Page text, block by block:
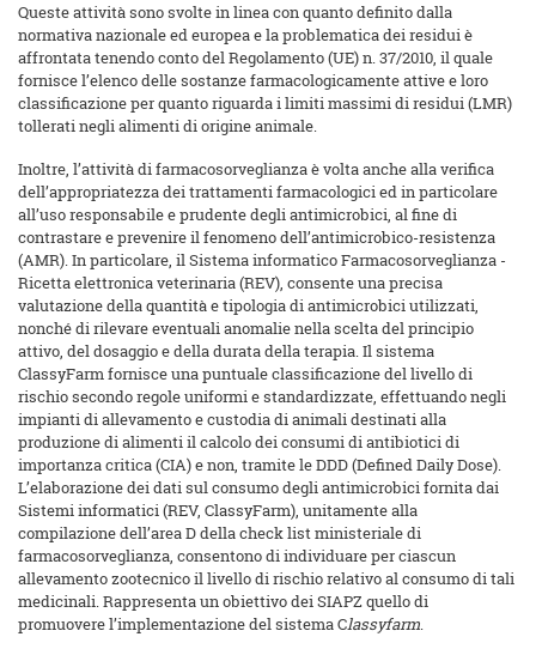
Queste attività sono svolte in linea con quanto definito dalla
normativa nazionale ed europea e la problematica dei residui è
affrontata tenendo conto del Regolamento (UE) n. 37/2010, il quale
fornisce l’elenco delle sostanze farmacologicamente attive e loro
classificazione per quanto riguarda i limiti massimi di residui (LMR)
tollerati negli alimenti di origine animale.
Inoltre, l’attività di farmacosorveglianza è volta anche alla verifica
dell’appropriatezza dei trattamenti farmacologici ed in particolare
all’uso responsabile e prudente degli antimicrobici, al fine di
contrastare e prevenire il fenomeno dell’antimicrobico-resistenza
(AMR). In particolare, il Sistema informatico Farmacosorveglianza -
Ricetta elettronica veterinaria (REV), consente una precisa
valutazione della quantità e tipologia di antimicrobici utilizzati,
nonché di rilevare eventuali anomalie nella scelta del principio
attivo, del dosaggio e della durata della terapia. Il sistema
ClassyFarm fornisce una puntuale classificazione del livello di
rischio secondo regole uniformi e standardizzate, effettuando negli
impianti di allevamento e custodia di animali destinati alla
produzione di alimenti il calcolo dei consumi di antibiotici di
importanza critica (CIA) e non, tramite le DDD (Defined Daily Dose).
L’elaborazione dei dati sul consumo degli antimicrobici fornita dai
Sistemi informatici (REV, ClassyFarm), unitamente alla
compilazione dell’area D della check list ministeriale di
farmacosorveglianza, consentono di individuare per ciascun
allevamento zootecnico il livello di rischio relativo al consumo di tali
medicinali. Rappresenta un obiettivo dei SIAPZ quello di
promuovere l’implementazione del sistema Classyfarm.